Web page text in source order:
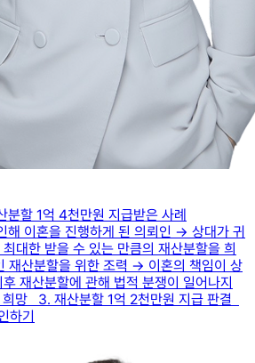
분할 1억 4천만원 지급받은 사례
해 이혼을 진행하게 된 의뢰인 → 상대가 귀
대한 받을 수 있는 만큼의 재산분할을 희
재산분할을 위한 조력 → 이혼의 책임이 상
재산분할에 관해 법적 분쟁이 일어나지
망 3. 재산분할 1억 2천만원 지급 판결
하기